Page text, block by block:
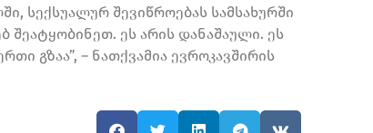
სექსუალურ შევიწროებას სამსახურში
შეატყობინეთ. ეს არის დანაშაული. ეს
გზაა”, – ნათქვამია ევროკავშირის